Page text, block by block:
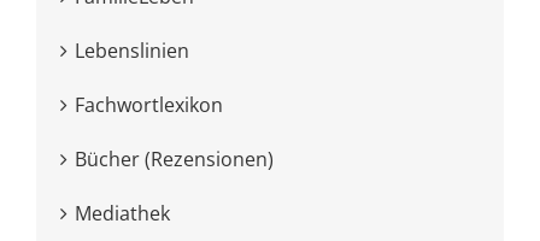
Lebenslinien
Fachwortlexikon
Bücher (Rezensionen)
Mediathek